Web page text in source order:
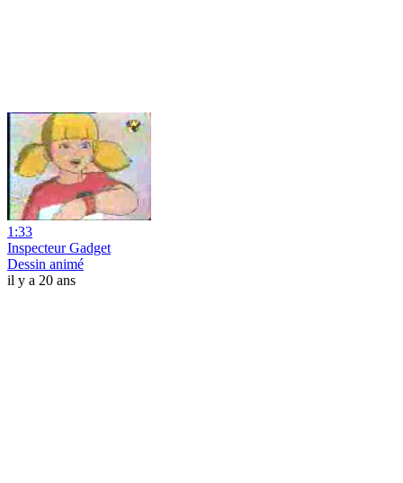
1:33
Inspecteur Gadget
Dessin animé
il y a 20 ans